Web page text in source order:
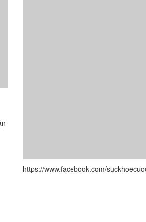
https://www.facebook.com/